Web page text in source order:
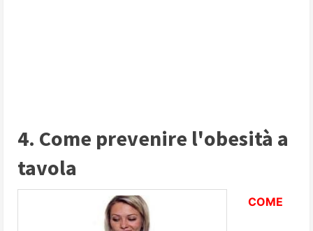
4. Come prevenire l'obesità a
tavola
COME